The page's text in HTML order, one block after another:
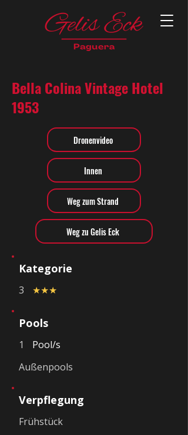
Bella Colina Vintage Hotel
1953
Dronenvideo
Innen
Weg zum Strand
Weg zu Gelis Eck
Kategorie
3 ★★★
Pools
1
Pool/s
Außenpools
Verpflegung
Frühstück